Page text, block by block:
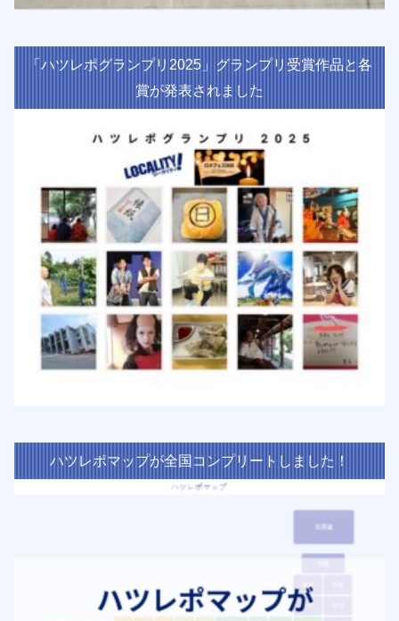
「ハツレポグランプリ2025」グランプリ受賞作品と各
賞が発表されました
ハツレポマップが全国コンプリートしました！